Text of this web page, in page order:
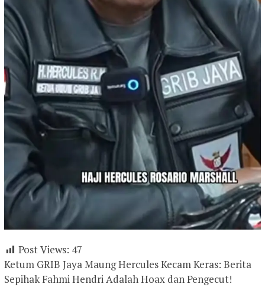
Post Views: 47
Ketum GRIB Jaya Maung Hercules Kecam Keras: Berita
Sepihak Fahmi Hendri Adalah Hoax dan Pengecut!